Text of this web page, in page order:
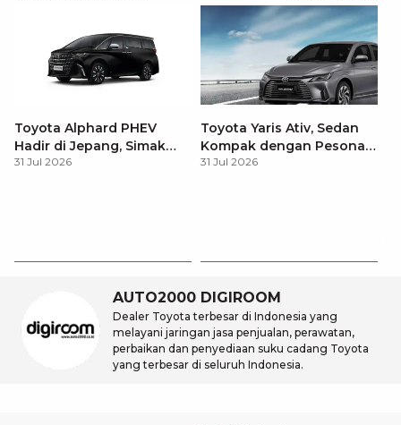
Toyota Alphard PHEV
Hadir di Jepang, Simak
Pembaruan dan Fitur
31 Jul 2026
Toyota Yaris Ativ, Sedan
Kompak dengan Pesona
Modern
31 Jul 2026
AUTO2000 DIGIROOM
Dealer Toyota terbesar di Indonesia yang
melayani jaringan jasa penjualan, perawatan,
perbaikan dan penyediaan suku cadang Toyota
yang terbesar di seluruh Indonesia.